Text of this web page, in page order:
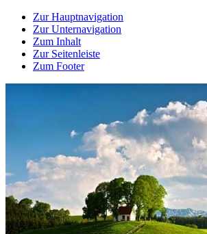
Zur Hauptnavigation
Zur Unternavigation
Zum Inhalt
Zur Seitenleiste
Zum Footer